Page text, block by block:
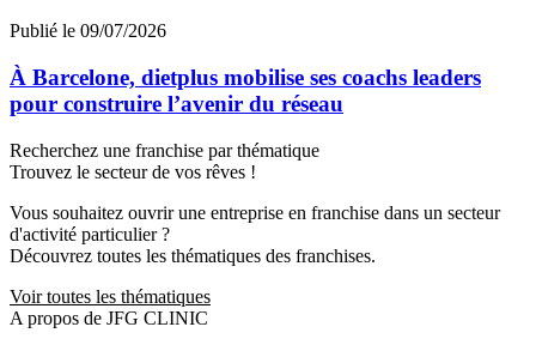
Publié le 09/07/2026
À Barcelone, dietplus mobilise ses coachs leaders
pour construire l’avenir du réseau
Recherchez une franchise par thématique
Trouvez le secteur de vos rêves !
Vous souhaitez ouvrir une entreprise en franchise dans un secteur
d'activité particulier ?
Découvrez toutes les thématiques des franchises.
Voir toutes les thématiques
A propos de JFG CLINIC